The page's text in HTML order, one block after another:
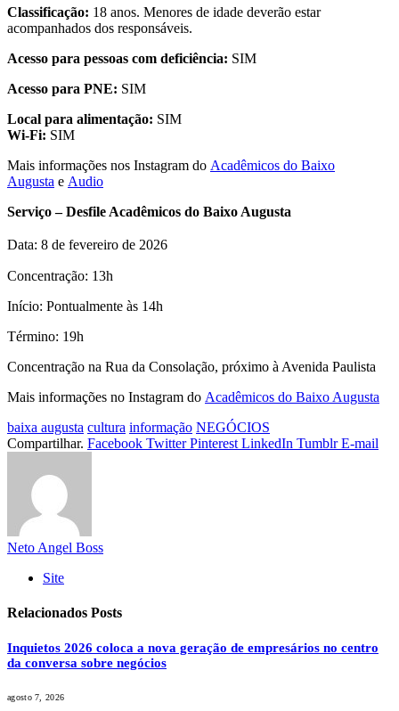
Classificação: 18 anos. Menores de idade deverão estar
acompanhados dos responsáveis.
Acesso para pessoas com deficiência: SIM
Acesso para PNE: SIM
Local para alimentação: SIM
Wi-Fi: SIM
Mais informações nos Instagram do Acadêmicos do Baixo
Augusta e Audio
Serviço – Desfile Acadêmicos do Baixo Augusta
Data: 8 de fevereiro de 2026
Concentração: 13h
Início: Pontualmente às 14h
Término: 19h
Concentração na Rua da Consolação, próximo à Avenida Paulista
Mais informações no Instagram do Acadêmicos do Baixo Augusta
baixa augusta cultura informação NEGÓCIOS
Compartilhar. Facebook Twitter Pinterest LinkedIn Tumblr E-mail
Neto Angel Boss
Site
Relacionados Posts
Inquietos 2026 coloca a nova geração de empresários no centro
da conversa sobre negócios
agosto 7, 2026